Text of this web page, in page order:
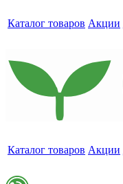
Каталог товаров Акции
Каталог товаров Акции